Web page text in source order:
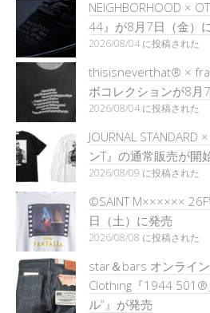
NEIGHBORHOOD ×
44』が8月7日（金）
2026/08/04 に投稿された
thisisneverthat® ×
ボコレクションが8月
2026/08/04 に投稿された
JOURNAL
ンT』の通常販売が開
2026/08/09 に投稿された
©SAINT M××××××
日（土）に発売
2026/08/08 に投稿された
star＆bars オンライ
Clothing『1944 501®
ル”』が発売